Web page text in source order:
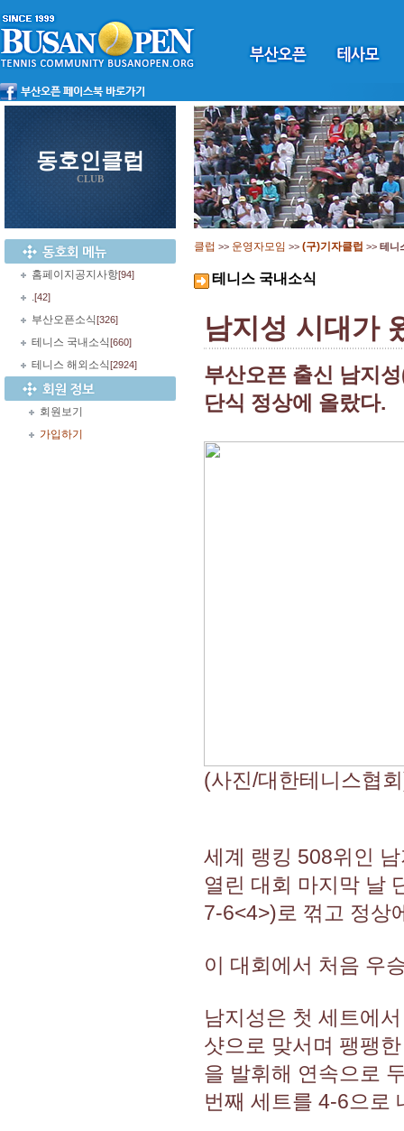
동호인클럽
CLUB
홈페이지공지사항[94]
.[42]
부산오픈소식[326]
테니스 국내소식[660]
테니스 해외소식[2924]
회원보기
가입하기
클럽 >> 운영자모임 >> (구)기자클럽 >> 테니
테니스 국내소식
남지성 시대가
부산오픈 출신 남지
단식 정상에 올랐다.
(사진/대한테니스협
세계 랭킹 508위인
열린 대회 마지막 날
7-6<4>)로 꺾고 정상
이 대회에서 처음 우
남지성은 첫 세트에
샷으로 맞서며 팽팽
을 발휘해 연속으로
번째 세트를 4-6으로